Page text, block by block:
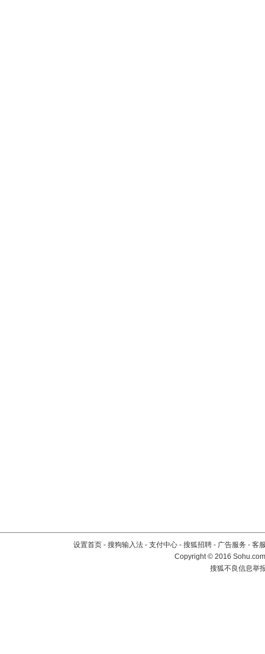
设置首页 - 搜狗输入法 - 支付中心 - 搜狐招聘 - 广告服务 - 客
Copyright©2016
搜狐不良信息举